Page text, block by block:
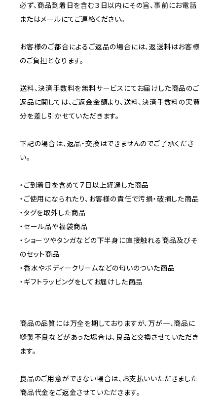
必ず、商品到着日を含む３日以内にその旨、事前にお電話
またはメールにてご連絡ください。
お客様のご都合によるご返品の場合には、返送料はお客様
のご負担となります。
送料、決済手数料を無料サービスにてお届けした商品のご
返品に関しては、ご返金金額より、送料、決済手数料の実費
分を差し引かせていただきます。
下記の場合は、返品・交換はできませんのでご了承くださ
い。
・ご到着日を含めて7日以上経過した商品
・ご使用になられたり、お客様の責任で汚損・破損した商品
・タグを取外した商品
・セール品や福袋商品
・ショーツやタンガなどの下半身に直接触れる商品及びそ
のセット商品
・香水やボディークリームなどの匂いのついた商品
・ギフトラッピングをしてお届けした商品
商品の品質には万全を期しておりますが、万が一、商品に
縫製不良などがあった場合は、良品と交換させていただき
ます。
良品のご用意ができない場合は、お支払いいただきました
商品代金をご返金させていただきます。